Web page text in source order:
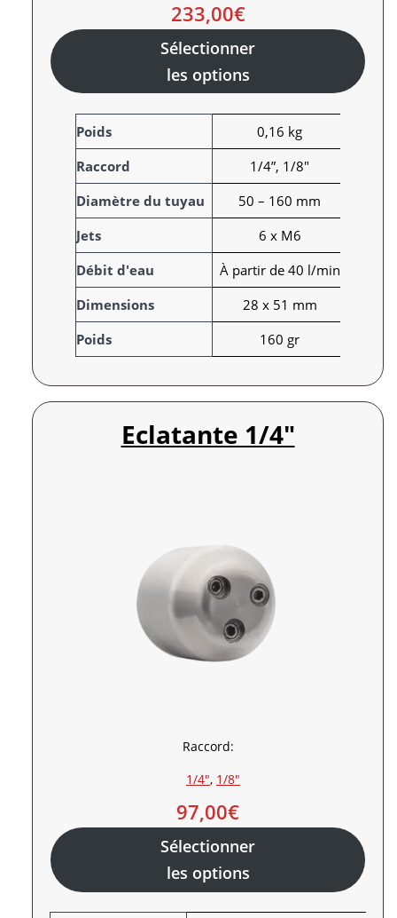
233,00€
Sélectionner
les options
A
t
t
r
i
b
u
t
s
a
l
e
u
r
Poids
0,16 kg
Raccord
1/4”, 1/8"
Diamètre du tuyau
50 – 160 mm
Jets
6 x M6
Débit d'eau
À partir de 40 l/min
Dimensions
28 x 51 mm
Poids
160 gr
Eclatante 1/4″
Raccord:
1/4″, 1/8″
97,00€
Sélectionner
les options